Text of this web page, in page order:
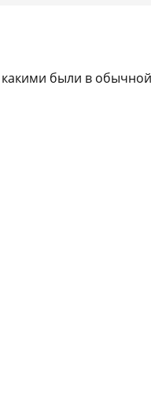
какими были в